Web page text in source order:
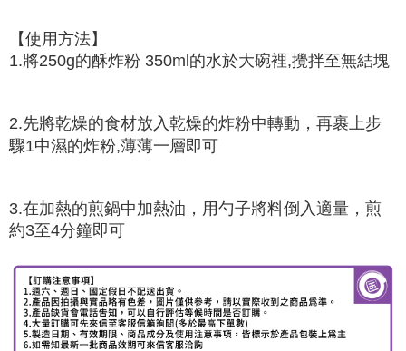
【使用方法】
1.將250g的酥炸粉 350ml的水於大碗裡,攪拌至無結塊
2.先將乾燥的食材放入乾燥的炸粉中轉動，再裹上步
驟1中濕的炸粉,薄薄一層即可
3.在加熱的煎鍋中加熱油，用勺子將料倒入適量，煎
約3至4分鐘即可